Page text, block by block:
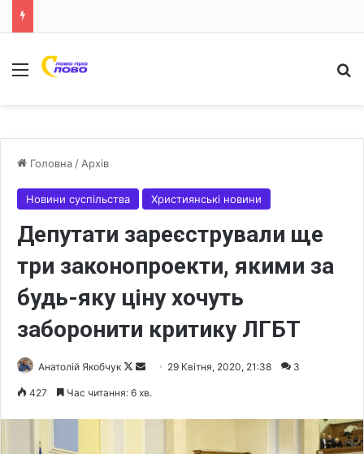
Меню
Головна / Архів
Новини суспільства Християнські новини
Депутати зареєстрували ще
три законопроекти, якими за
будь-яку ціну хочуть
заборонити критику ЛГБТ
Анатолій Якобчук
F
29 Квітня, 2020, 21:38 3
427 Час читання: 6 хв.